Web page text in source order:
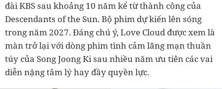
đài KBS sau khoảng 10 năm kể từ thành công của
Descendants of the Sun. Bộ phim dự kiến lên sóng
trong năm 2027. Đáng chú ý, Love Cloud được xem là
màn trở lại với dòng phim tình cảm lãng mạn thuần
túy của Song Joong Ki sau nhiều năm ưu tiên các vai
diễn nặng tâm lý hay đầy quyền lực.